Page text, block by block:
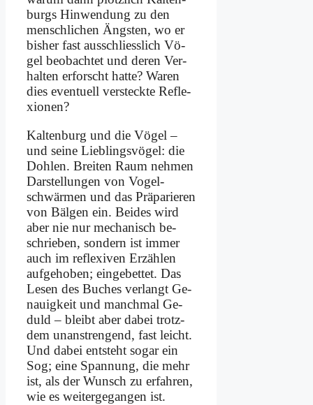
burgs Hin­wen­dung zu den
mensch­li­chen Äng­sten, wo er
bis­her fast aus­schliess­lich Vö­
gel be­ob­ach­tet und de­ren Ver­
hal­ten er­forscht hat­te? Wa­ren
dies even­tu­ell ver­steck­te Re­fle­
xio­nen?
Kal­ten­burg und die Vö­gel –
und sei­ne Lieb­lings­vö­gel: die
Doh­len. Brei­ten Raum neh­men
Dar­stel­lun­gen von Vo­gel­
schwär­men und das Prä­pa­rie­ren
von Bäl­gen ein. Bei­des wird
aber nie nur me­cha­nisch be­
schrie­ben, son­dern ist im­mer
auch im re­fle­xi­ven Er­zäh­len
auf­ge­ho­ben; ein­ge­bet­tet. Das
Le­sen des Bu­ches ver­langt Ge­
nau­ig­keit und manch­mal Ge­
duld – bleibt aber da­bei trotz­
dem un­an­stren­gend, fast leicht.
Und da­bei ent­steht so­gar ein
Sog; ei­ne Span­nung, die mehr
ist, als der Wunsch zu er­fah­ren,
wie es wei­ter­ge­gan­gen ist.